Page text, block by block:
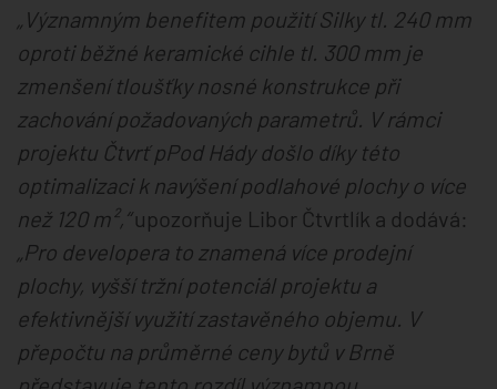
„Významným benefitem použití Silky tl. 240 mm
oproti běžné keramické cihle tl. 300 mm je
zmenšení tloušťky nosné konstrukce při
zachování požadovaných parametrů. V rámci
projektu Čtvrť pPod Hády došlo díky této
optimalizaci k navýšení podlahové plochy o více
než 120 m²,“upozorňuje Libor Čtvrtlík a dodává:
„Pro developera to znamená více prodejní
plochy, vyšší tržní potenciál projektu a
efektivnější využití zastavěného objemu. V
přepočtu na průměrné ceny bytů v Brně